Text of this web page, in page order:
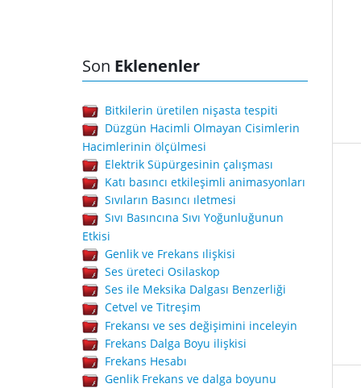
Son Eklenenler
Bitkilerin üretilen nişasta tespiti
Düzgün Hacimli Olmayan Cisimlerin
Hacimlerinin ölçülmesi
Elektrik Süpürgesinin çalışması
Katı basıncı etkileşimli animasyonları
Sıvıların Basıncı ıletmesi
Sıvı Basıncına Sıvı Yoğunluğunun
Etkisi
Genlik ve Frekans ılişkisi
Ses üreteci Osilaskop
Ses ile Meksika Dalgası Benzerliği
Cetvel ve Titreşim
Frekansı ve ses değişimini inceleyin
Frekans Dalga Boyu ilişkisi
Frekans Hesabı
Genlik Frekans ve dalga boyunu